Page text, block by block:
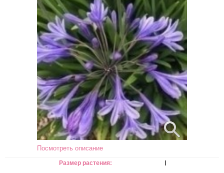
Посмотреть описание
Размер растения:
I